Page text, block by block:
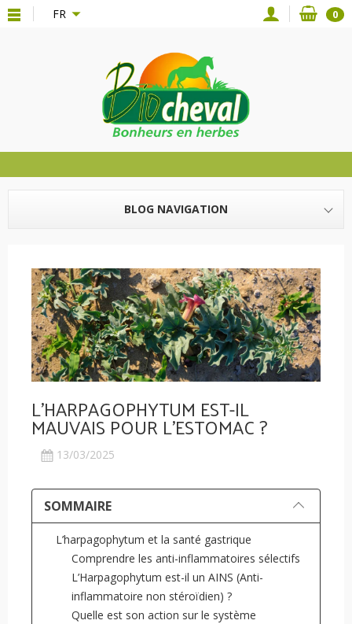
{**} FR 0
BLOG NAVIGATION
L'HARPAGOPHYTUM EST-IL
MAUVAIS POUR L'ESTOMAC ?
13/03/2025
SOMMAIRE
L’harpagophytum et la santé gastrique
Comprendre les anti-inflammatoires sélectifs
L’Harpagophytum est-il un AINS (Anti-
inflammatoire non stéroïdien) ?
Quelle est son action sur le système